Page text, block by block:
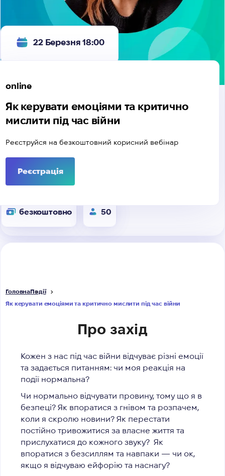
online
Як керувати емоціями та критично
мислити під час війни
Реєструйся на безкоштовний корисний вебінар
Реєстрація
безкоштовно 50
22 Березня 18:00
ГоловнаПодії
Як керувати емоціями та критично мислити під час війни
Про захід
Кожен з нас під час війни відчуває різні емоції
та задається питанням: чи моя реакція на
події нормальна?
Чи нормально відчувати провину, тому що я в
безпеці? Як впоратися з гнівом та розпачем,
коли я скролю новини? Як перестати
постійно тривожитися за власне життя та
прислухатися до кожного звуку? Як
впоратися з безсиллям та навпаки — чи ок,
якщо я відчуваю ейфорію та наснагу?